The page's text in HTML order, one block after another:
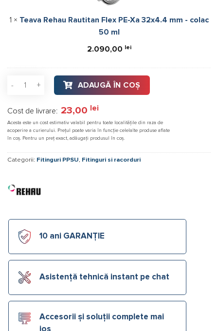
32x4.4
mm
50
1 × Teava Rehau Rautitan Flex PE-Xa 32x4.4 mm - colac
50 ml
2.090,00 lei
Cantitate Manson alunecator Rehau Rautitan 32
ADAUGĂ ÎN COȘ
Cost de livrare: 23,00 lei
Acesta este un cost estimativ valabil pentru toate localitățile din raza de
acoperire a curierului. Prețul poate varia în funcție celelalte produse aflate
în coș. Pentru un preț exact, adăugați produsul în coș.
Categorii: Fitinguri PPSU, Fitinguri si racorduri
10 ani GARANȚIE
Asistență tehnică instant pe chat
Accesorii și soluții complete mai
jos